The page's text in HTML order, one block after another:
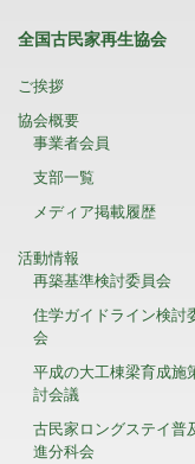
全国古民家再生協会
ご挨拶
協会概要
事業者会員
支部一覧
メディア掲載履歴
活動情報
再築基準検討委員会
住学ガイドライン検討
会
平成の大工棟梁育成施
討会議
古民家ロングステイ普
進分科会